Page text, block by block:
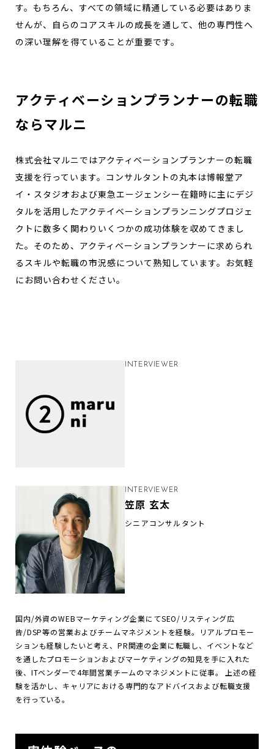
す。もちろん、すべての領域に精通している必要はありま
せんが、自らのコアスキルの成長を通して、他の専門性へ
の深い理解を得ていることが重要です。
アクティベーションプランナーの転職
ならマルニ
株式会社マルニではアクティベーションプランナーの転職
支援を行っています。コンサルタントの丸本は博報堂ア
イ・スタジオおよび東急エージェンシー在籍時に主にデジ
タルを活用したアクテイベーションプランニングプロジェ
クトに数多く関わりいくつかの成功体験を収めてきまし
た。そのため、アクティベーションプランナーに求められ
るスキルや転職の市況感について熟知しています。お気軽
にお問い合わせください。
INTERVIEWER
INTERVIEWER
笠原 玄太
シニアコンサルタント
国内/外資のWEBマーケティング企業にてSEO/リスティング広
告/DSP等の営業およびチームマネジメントを経験。リアルプロモー
ションも経験したいと考え、PR関連の企業に転職し、イベントなど
を通したプロモーションおよびマーケティングの知見を手に入れた
後、ITベンダーで4年間営業チームのマネジメントに従事。 上述の経
験を活かし、キャリアにおける専門的なアドバイスおよび転職支援
を行っている。